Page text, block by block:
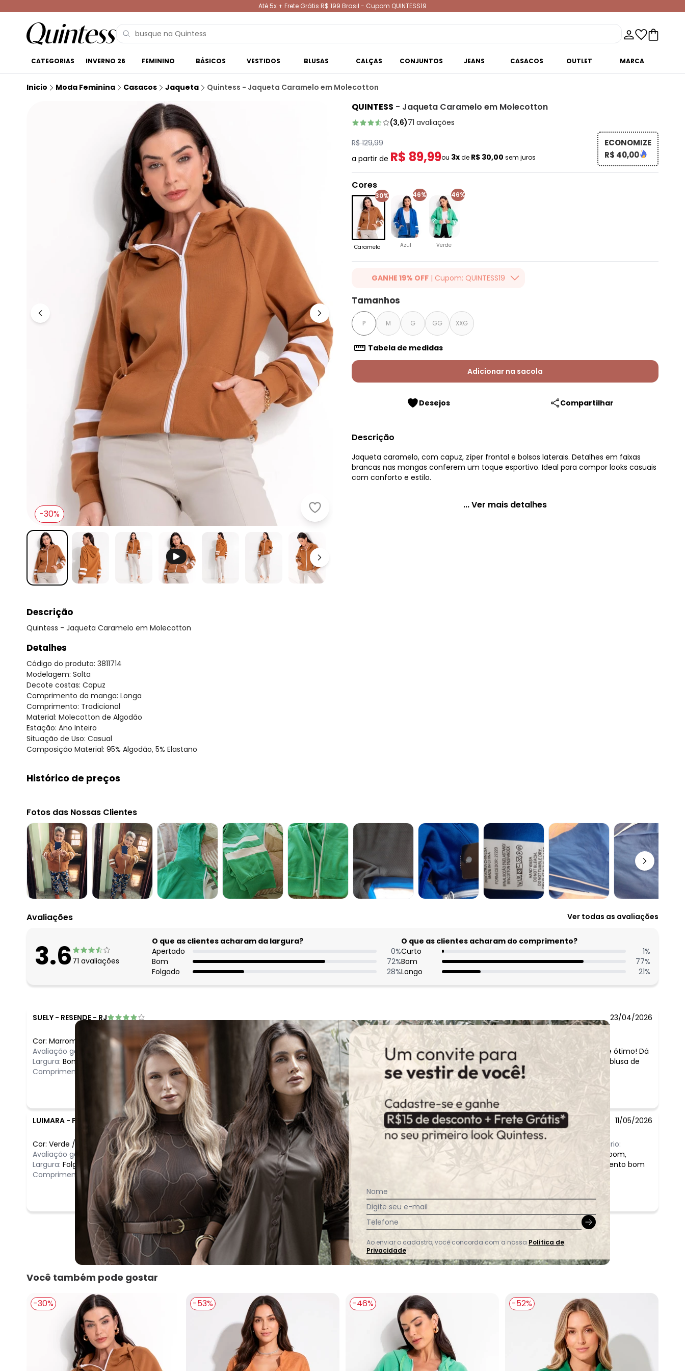
Até 5x + Frete Grátis R$ 199 Brasil - Cupom QUINTESS19
CATEGORIAS INVERNO 26 FEMININO BÁSICOS VESTIDOS BLUSAS CALÇAS CONJUNTOS JEANS CASACOS OUTLET MARCA
Inicio Moda Feminina Casacos Jaqueta Quintess - Jaqueta Caramelo em Molecotton
Quintess - Jaqueta Caramelo em Molecotton
-30%
QUINTESS - Jaqueta Caramelo em Molecotton
(3,6)71 avaliações
R$ 129,99
a partir de R$ 89,99ou 3xde R$ 30,00 sem juros
ECONOMIZE
R$ 40,00
Cores
30%
Caramelo
46%
Azul
46%
Verde
GANHE 19% OFF | Cupom: QUINTESS19
Ganhe 19% OFF Extra em qualquer valor, usando o
cupom: QUINTESS19. Válido para toda loja Quintess,
até 07/08/2026.
Tamanhos
P M G GG XXG
Tabela de medidas
Adicionar na sacola
Desejos Compartilhar
Descrição
Jaqueta caramelo, com capuz, zíper frontal e bolsos laterais. Detalhes em faixas
brancas nas mangas conferem um toque esportivo. Ideal para compor looks casuais
com conforto e estilo.
... Ver mais detalhes
Descrição
Quintess - Jaqueta Caramelo em Molecotton
Detalhes
Código do produto: 3811714
Modelagem: Solta
Decote costas: Capuz
Comprimento da manga: Longa
Comprimento: Tradicional
Material: Molecotton de Algodão
Estação: Ano Inteiro
Situação de Uso: Casual
Composição Material: 95% Algodão, 5% Elastano
Histórico de preços
agosto/2026
julho/2026 N/D*
junho/2026 N/D*
maio/2026 R$ 94,99
abril/2026 R$ 94,99
março/2026 R$ 94,99
fevereiro/2026 R$ 94,99
Fotos das Nossas Clientes
Avaliações Ver todas as avaliações
3.6 71 avaliações
O que as clientes acharam da largura?
Apertado
0%
Bom
72%
Folgado
28%
O que as clientes acharam do comprimento?
Curto
1%
Bom
77%
Longo
21%
SUELY - RESENDE - RJ 23/04/2026
Cor: Marrom
Avaliação geral do produto:
Ótimo
Largura: Bom
Comprimento:
Comentário:
Adorei a jaqueta ! serviu perfeitamente e o tecido é ótimo! Dá
pra usar no outono e se tiver frio é só colocar uma blusa de
manga por baixo! a cor também é linda
LUIMARA - PENHA - SC 11/05/2026
Cor: Verde /
Avaliação geral do produto: Bom
Largura: Folgado
Comprimento: Longo
Comentário:
material bom,
comprimento bom
Ver todas as avaliações
Você também pode gostar
-30% -53% -46% -52%
Nome
Digite seu e-mail
Telefone
Ao enviar o cadastro, você concorda com a nossa Política de
Privacidade